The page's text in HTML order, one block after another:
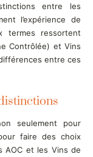
entre les
l’expérience de
termes ressortent
Contrôlée) et Vins
entre ces
seulement pour
faire des choix
AOC et les Vins de